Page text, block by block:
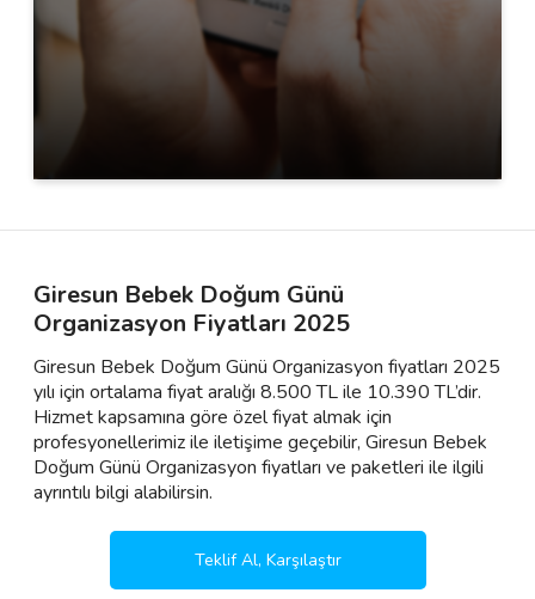
Giresun Bebek Doğum Günü
Organizasyon Fiyatları 2025
Giresun Bebek Doğum Günü Organizasyon fiyatları 2025
yılı için ortalama fiyat aralığı 8.500 TL ile 10.390 TL’dir.
Hizmet kapsamına göre özel fiyat almak için
profesyonellerimiz ile iletişime geçebilir, Giresun Bebek
Doğum Günü Organizasyon fiyatları ve paketleri ile ilgili
ayrıntılı bilgi alabilirsin.
Teklif Al, Karşılaştır